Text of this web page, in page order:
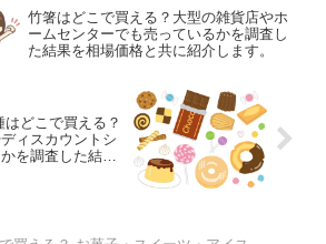
竹箸はどこで買える？大型の雑貨店やホ
ームセンターでも売っているかを調査し
た結果を相場価格と共に紹介します。
どこで買える？
ィスカウントシ
を調査した結果